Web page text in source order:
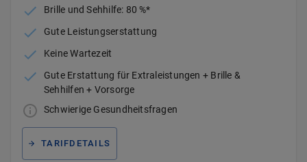
Brille und Sehhilfe: 80 %*
Gute Leistungserstattung
Keine Wartezeit
Gute Erstattung für Extraleistungen + Brille &
Sehhilfen + Vorsorge
Schwierige Gesundheitsfragen
TARIFDETAILS